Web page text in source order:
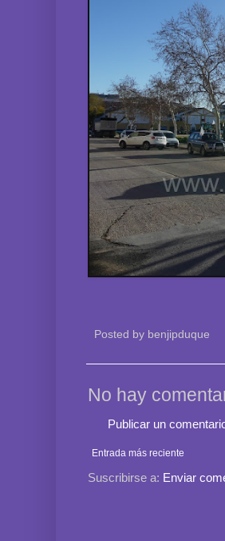
Posted by benjipduque
No hay
Publicar un
Entrada más reciente
Suscribirse a: Enviar